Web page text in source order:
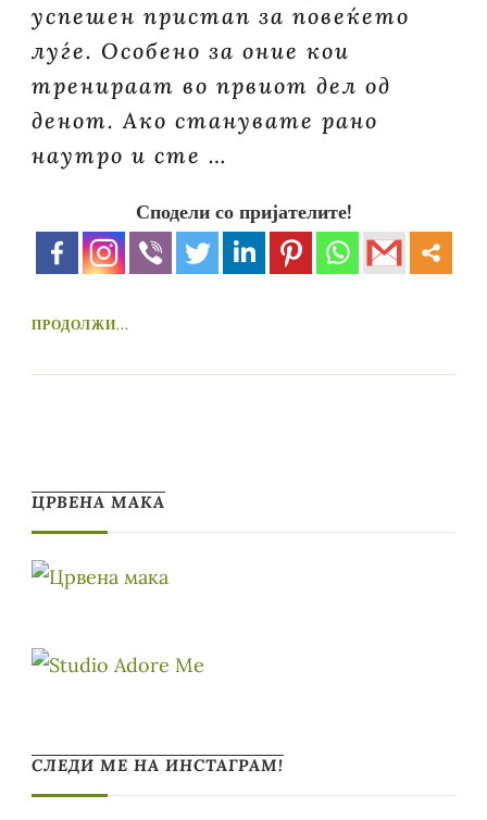
успешен пристап за повеќето
луѓе. Особено за оние кои
тренираат во првиот дел од
денот. Ако станувате рано
наутро и сте …
Сподели со пријателите!
ПРОДОЛЖИ...
ЦРВЕНА МАКА
СЛЕДИ МЕ НА ИНСТАГРАМ!